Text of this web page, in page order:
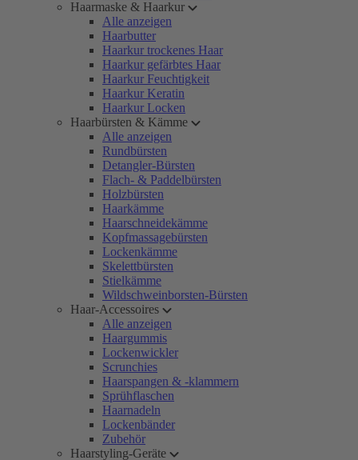
Haarmaske & Haarkur
Alle anzeigen
Haarbutter
Haarkur trockenes Haar
Haarkur gefärbtes Haar
Haarkur Feuchtigkeit
Haarkur Keratin
Haarkur Locken
Haarbürsten & Kämme
Alle anzeigen
Rundbürsten
Detangler-Bürsten
Flach- & Paddelbürsten
Holzbürsten
Haarkämme
Haarschneidekämme
Kopfmassagebürsten
Lockenkämme
Skelettbürsten
Stielkämme
Wildschweinborsten-Bürsten
Haar-Accessoires
Alle anzeigen
Haargummis
Lockenwickler
Scrunchies
Haarspangen & -klammern
Sprühflaschen
Haarnadeln
Lockenbänder
Zubehör
Haarstyling-Geräte